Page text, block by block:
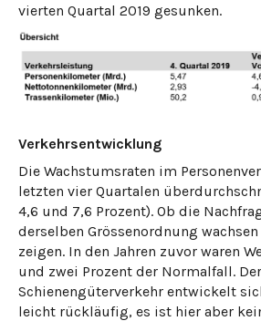
vierten Quartal 2019 gesunken.
Verkehrsentwicklung
Die Wachstumsraten im
letzten vier Quartalen
4,6 und 7,6 Prozent). Ob die
derselben Grössenordnung
zeigen. In den Jahren zuvor waren
und zwei Prozent der Normalfall. Der
Schienengüterverkehr entwickelt
leicht rückläufig, es ist hier aber